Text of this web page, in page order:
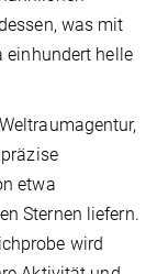
was mit
einhundert helle
etwa
Sternen liefern.
wird